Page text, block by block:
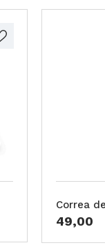
Correa
49,00